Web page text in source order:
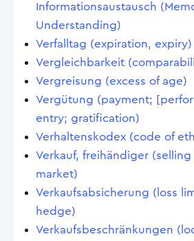
Informationsaustausch
Understanding)
Verfalltag (expiration, expiry)
Vergleichbarkeit
Vergreisung (excess of age)
Vergütung (payment;
entry; gratification)
Verhaltenskodex (code of
Verkauf, freihändiger
market)
Verkaufsabsicherung (loss
hedge)
Verkaufsbeschränkungen